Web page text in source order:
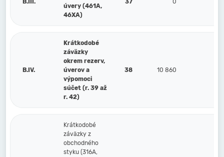
B.III.
úvery (461A,
46XA)
37 0
B.IV.
Krátkodobé
záväzky
okrem rezerv,
úverov a
výpomoci
súčet (r. 39 až
r. 42)
38 10 860
Krátkodobé
záväzky z
obchodného
styku (316A,